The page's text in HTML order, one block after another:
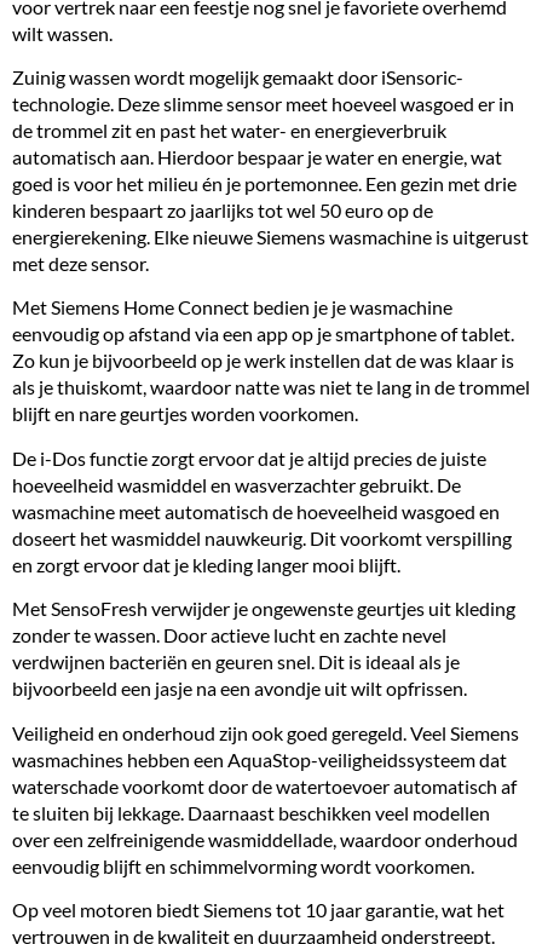
voor vertrek naar een feestje nog snel je favoriete overhemd
wilt wassen.
Zuinig wassen wordt mogelijk gemaakt door iSensoric-
technologie. Deze slimme sensor meet hoeveel wasgoed er in
de trommel zit en past het water- en energieverbruik
automatisch aan. Hierdoor bespaar je water en energie, wat
goed is voor het milieu én je portemonnee. Een gezin met drie
kinderen bespaart zo jaarlijks tot wel 50 euro op de
energierekening. Elke nieuwe Siemens wasmachine is uitgerust
met deze sensor.
Met Siemens Home Connect bedien je je wasmachine
eenvoudig op afstand via een app op je smartphone of tablet.
Zo kun je bijvoorbeeld op je werk instellen dat de was klaar is
als je thuiskomt, waardoor natte was niet te lang in de trommel
blijft en nare geurtjes worden voorkomen.
De i-Dos functie zorgt ervoor dat je altijd precies de juiste
hoeveelheid wasmiddel en wasverzachter gebruikt. De
wasmachine meet automatisch de hoeveelheid wasgoed en
doseert het wasmiddel nauwkeurig. Dit voorkomt verspilling
en zorgt ervoor dat je kleding langer mooi blijft.
Met SensoFresh verwijder je ongewenste geurtjes uit kleding
zonder te wassen. Door actieve lucht en zachte nevel
verdwijnen bacteriën en geuren snel. Dit is ideaal als je
bijvoorbeeld een jasje na een avondje uit wilt opfrissen.
Veiligheid en onderhoud zijn ook goed geregeld. Veel Siemens
wasmachines hebben een AquaStop-veiligheidssysteem dat
waterschade voorkomt door de watertoevoer automatisch af
te sluiten bij lekkage. Daarnaast beschikken veel modellen
over een zelfreinigende wasmiddellade, waardoor onderhoud
eenvoudig blijft en schimmelvorming wordt voorkomen.
Op veel motoren biedt Siemens tot 10 jaar garantie, wat het
vertrouwen in de kwaliteit en duurzaamheid onderstreept.